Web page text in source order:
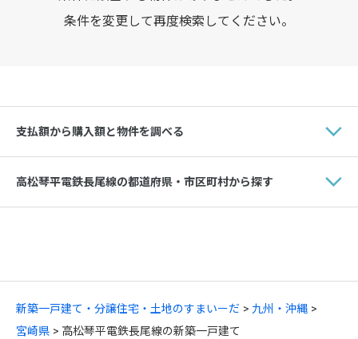
新築一戸建て・分譲住宅・土地のすまいーだ
九州・沖縄
宮崎県
高松琴平電鉄長尾線の新築一戸建て
条件を変更して再度検索してください。
支払額から購入額と物件を調べる
高松琴平電鉄長尾線の都道府県・市区町村から探す